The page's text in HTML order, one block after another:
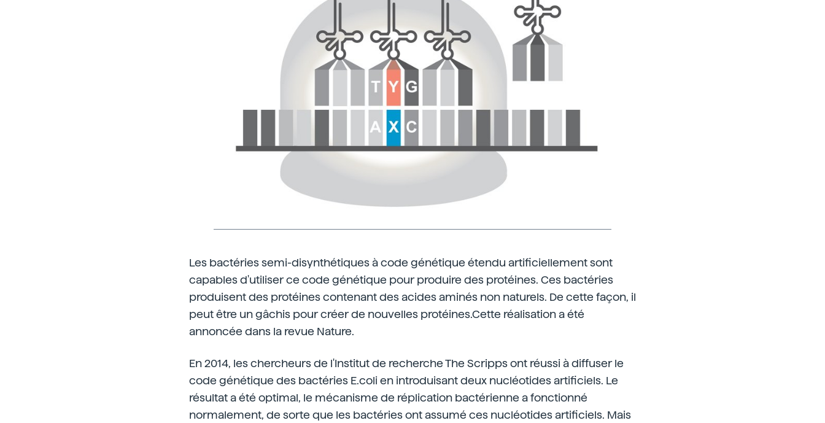
Les bactéries semi-disynthétiques à code génétique étendu artificiellement sont
capables d'utiliser ce code génétique pour produire des protéines. Ces bactéries
produisent des protéines contenant des acides aminés non naturels. De cette façon, il
peut être un gâchis pour créer de nouvelles protéines.Cette réalisation a été
annoncée dans la revue Nature.
En 2014, les chercheurs de l'Institut de recherche The Scripps ont réussi à diffuser le
code génétique des bactéries E.coli en introduisant deux nucléotides artificiels. Le
résultat a été optimal, le mécanisme de réplication bactérienne a fonctionné
normalement, de sorte que les bactéries ont assumé ces nucléotides artificiels. Mais